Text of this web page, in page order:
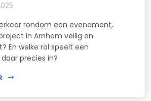
rondom een evenement,
in Arnhem veilig en
En welke rol speelt een
precies in?